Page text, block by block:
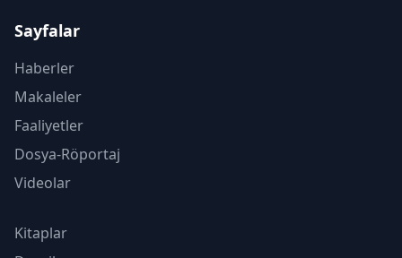
Sayfalar
Haberler
Makaleler
Faaliyetler
Dosya-Röportaj
Videolar
Kitaplar